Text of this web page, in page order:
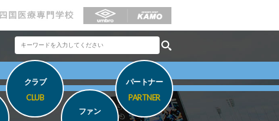
クラブ
CLUB
ファン
パートナー
PARTNER